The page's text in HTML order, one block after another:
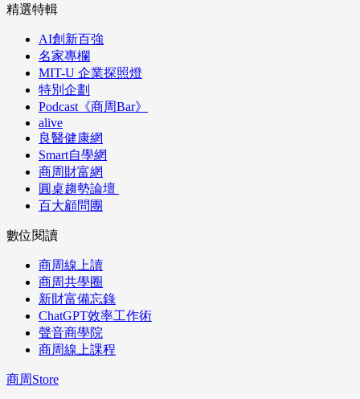
精選特輯
AI創新百強
名家專欄
MIT-U 企業探照燈
特別企劃
Podcast《商周Bar》
alive
良醫健康網
Smart自學網
商周財富網
圓桌趨勢論壇
百大顧問團
數位閱讀
商周線上讀
商周共學圈
新財富備忘錄
ChatGPT效率工作術
聲音商學院
商周線上課程
商周Store